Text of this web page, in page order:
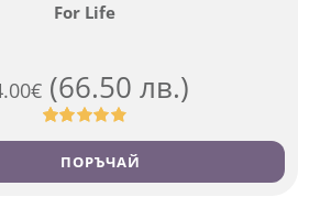
For Life
€ (66.50 лв.)
Оценен
4.83 от 5,
923
ПОРЪЧАЙ